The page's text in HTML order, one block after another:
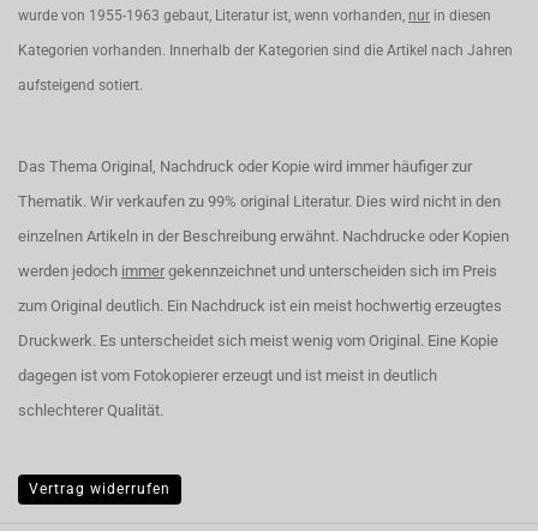
wurde von 1955-1963 gebaut, Literatur ist, wenn vorhanden, nur in diesen
Kategorien vorhanden. Innerhalb der Kategorien sind die Artikel nach Jahren
aufsteigend sotiert.
Das Thema Original, Nachdruck oder Kopie wird immer häufiger zur
Thematik. Wir verkaufen zu 99% original Literatur. Dies wird nicht in den
einzelnen Artikeln in der Beschreibung erwähnt. Nachdrucke oder Kopien
werden jedoch immer gekennzeichnet und unterscheiden sich im Preis
zum Original deutlich. Ein Nachdruck ist ein meist hochwertig erzeugtes
Druckwerk. Es unterscheidet sich meist wenig vom Original. Eine Kopie
dagegen ist vom Fotokopierer erzeugt und ist meist in deutlich
schlechterer Qualität.
Vertrag widerrufen